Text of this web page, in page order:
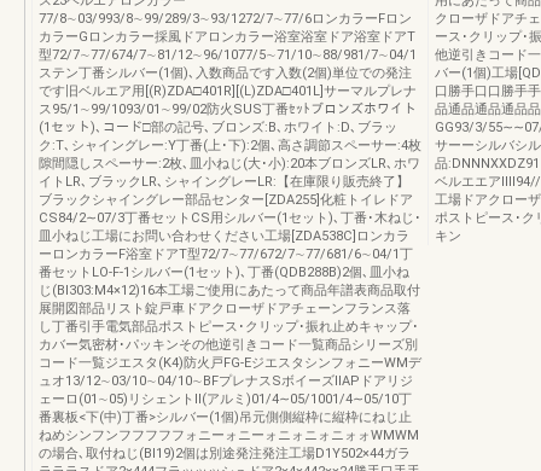
77/8∼03/993/8∼99/289/3∼93/1272/7∼77/6ロンカラーFロン
カラーGロンカラー採風ドアロンカラー浴室浴室ドア浴室ドアT
型72/7∼77/674/7∼81/12∼96/1077/5∼71/10∼88/981/7∼04/1
ステン丁番シルバー(1個)､入数商品です入数(2個)単位での発注
です旧ベルエア用[(R)ZDA□401R][(L)ZDA□401L]サーマルプレナ
ス95/1∼99/1093/01∼99/02防火SUS丁番ｾｯﾄブロンズホワイト
(1セット)､コード□部の記号､ブロンズ:B､ホワイト:D､ブラッ
ク:T､シャイングレー:Y丁番(上･下):2個､高さ調節スペーサー:4枚
隙間隠しスペーサー:2枚､皿小ねじ(大･小):20本ブロンズLR､ホワ
イトLR､ブラックLR､シャイングレーLR:【在庫限り販売終了】
ブラックシャイングレー部品センター[ZDA255]化粧トイレドア
CS84/2∼07/3丁番セットCS用シルバー(1セット)､丁番･木ねじ･
皿小ねじ工場にお問い合わせください工場[ZDA538C]ロンカラ
ーロンカラーF浴室ドアT型72/7∼77/672/7∼77/681/6∼04/1丁
番セットLO-F-1シルバー(1セット)､丁番(QDB288B)2個､皿小ね
じ(BI303:M4×12)16本工場ご使用にあたって商品年譜表商品取付
展開図部品リスト錠戸車ドアクローザドアチェーンフランス落
し丁番引手電気部品ポストピース･クリップ･振れ止めキャップ･
カバー気密材･パッキンその他逆引きコード一覧商品シリーズ別
コード一覧ジエスタ(K4)防火戸FG-EジエスタシンフォニーWMデ
ュオ13/12∼03/10∼04/10∼BFプレナスSボイーズⅡAPドアリジ
ェーロ(01∼05)リシェントⅡ(アルミ)01/4∼05/1001/4∼05/10丁
番裏板<下(中)丁番>シルバー(1個)吊元側側縦枠に縦枠にねじ止
ねめシンフンフフフフフォニーォニーォニォニォニォォWMWM
の場合､取付ねじ(BI19)2個は別途発注発注工場D1Y502×44ガラ
クローザドアチ
ース･クリップ･
他逆引きコード
バー(1個)工場
口勝手口口勝手
品通品通品通品
GG93/3/
サーーシルバシ
品
ベルエエア
工場ドアクロー
ポストピース･ク
キン